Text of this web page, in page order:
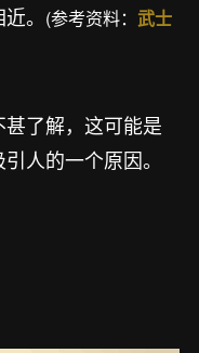
。 (参考资料： 武士
了解，这可能是
人的一个原因。